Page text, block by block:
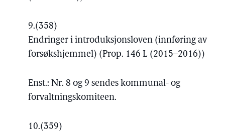
9.(358)
Endringer i introduksjonsloven (innføring av
forsøkshjemmel) (Prop. 146 L (2015–2016))
Enst.: Nr. 8 og 9 sendes kommunal- og
forvaltningskomiteen.
10.(359)